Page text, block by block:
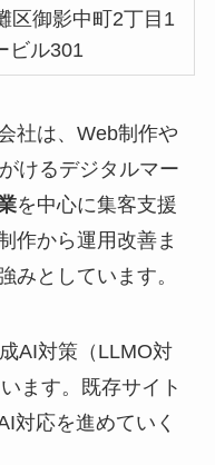
区御影中町2丁目1
ル301
社は、Web制作や
けるデジタルマー
を中心に集客支援
作から運用改善ま
みとしています。
AI対策（LLMO対
ます。既存サイト
対応を進めていく